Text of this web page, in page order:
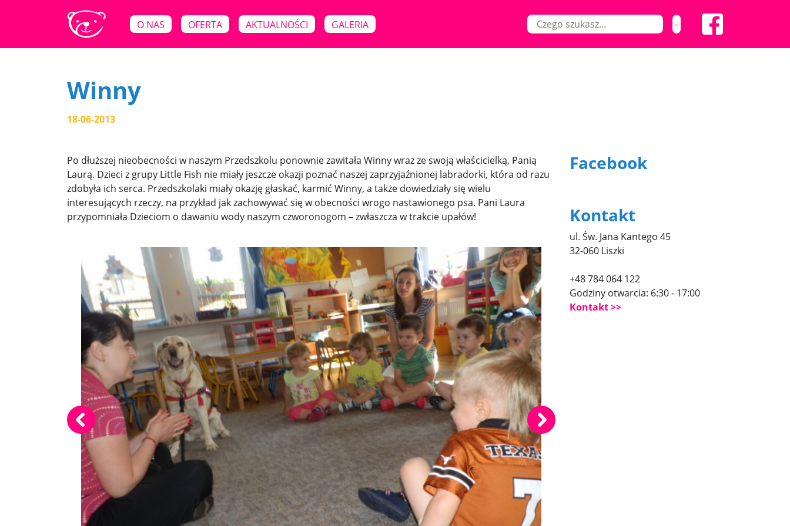
O NAS OFERTA AKTUALNOŚCI GALERIA
Winny
18-06-2013
Po dłuższej nieobecności w naszym Przedszkolu ponownie zawitała Winny wraz ze swoją właścicielką, Panią
Laurą. Dzieci z grupy Little Fish nie miały jeszcze okazji poznać naszej zaprzyjaźnionej labradorki, która od razu
zdobyła ich serca. Przedszkolaki miały okazję głaskać, karmić Winny, a także dowiedziały się wielu
interesujących rzeczy, na przykład jak zachowywać się w obecności wrogo nastawionego psa. Pani Laura
przypomniała Dzieciom o dawaniu wody naszym czworonogom – zwłaszcza w trakcie upałów!
Facebook
Kontakt
ul. Św. Jana Kantego 45
32-060 Liszki
+48 784 064 122
Godziny otwarcia: 6:30 - 17:00
Kontakt